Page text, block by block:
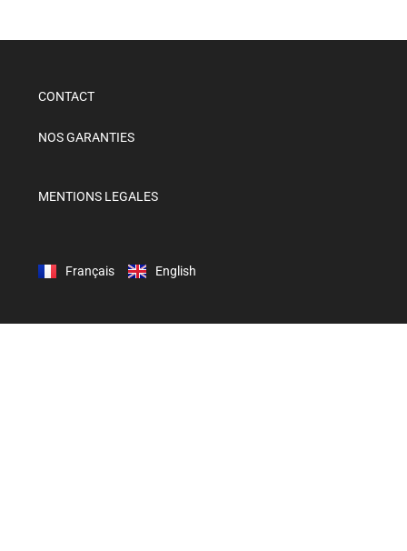
CONTACT
NOS GARANTIES
MENTIONS LEGALES
Français English